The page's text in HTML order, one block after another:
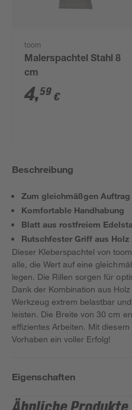
toom
Malerspachtel Stahl 8
cm
4,59 €
Beschreibung
Zum gleichmäßgen
Komfortable Handhabung
Blatt aus rostfreiem
Rutschfester Griff aus Holz
Dieser Kleberspachtel von
alle, die Wert auf eine
legen. Die Rillen sorgen für
Dank der Kombination aus
Werkzeug extrem belastbar
leisten. Die Breite von 30 cm
effizientes Arbeiten. Mit
Vorhaben ein voller Erfolg!
Eigenschaften